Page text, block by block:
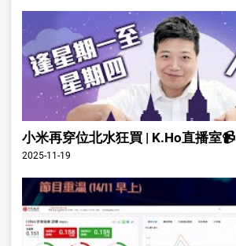
小米再穿位北水狂買 | K.Ho直播室📹
2025-11-19